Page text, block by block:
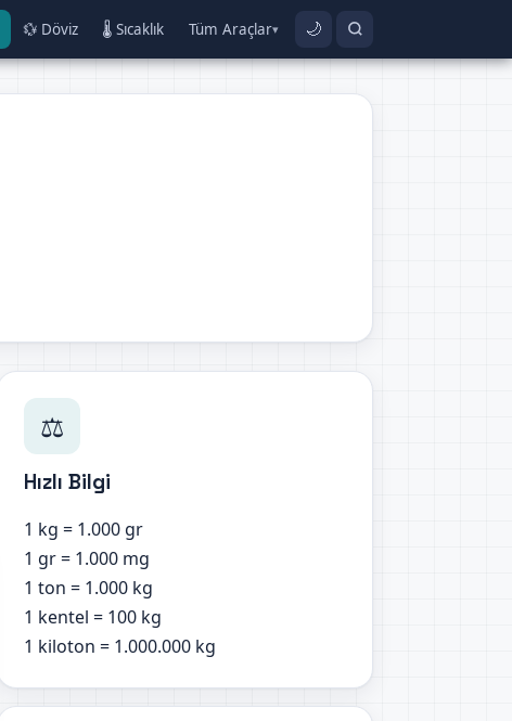
💱 Döviz 🌡️ Sıcaklık Tüm Araçlar▾ 🌙
⚖️
Hızlı Bilgi
1 kg = 1.000 gr
1 gr = 1.000 mg
1 ton = 1.000 kg
1 kentel = 100 kg
1 kiloton = 1.000.000 kg